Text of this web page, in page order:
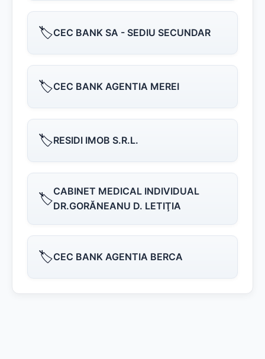
🏷️CEC BANK SA - SEDIU SECUNDAR
🏷️CEC BANK AGENTIA MEREI
🏷️RESIDI IMOB S.R.L.
🏷️CABINET MEDICAL INDIVIDUAL
DR.GORĂNEANU D. LETIŢIA
🏷️CEC BANK AGENTIA BERCA